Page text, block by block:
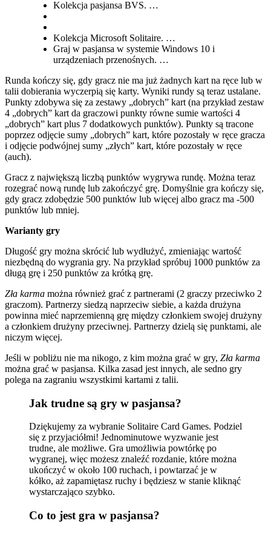
Kolekcja pasjansa BVS. …
Kolekcja Microsoft Solitaire. …
Graj w pasjansa w systemie Windows 10 i
urządzeniach przenośnych. …
Runda kończy się, gdy gracz nie ma już żadnych kart na ręce lub w
talii dobierania wyczerpią się karty. Wyniki rundy są teraz ustalane.
Punkty zdobywa się za zestawy „dobrych” kart (na przykład zestaw
4 „dobrych” kart da graczowi punkty równe sumie wartości 4
„dobrych” kart plus 7 dodatkowych punktów). Punkty są tracone
poprzez odjęcie sumy „dobrych” kart, które pozostały w ręce gracza
i odjęcie podwójnej sumy „złych” kart, które pozostały w ręce
(auch).
Gracz z największą liczbą punktów wygrywa rundę. Można teraz
rozegrać nową rundę lub zakończyć grę. Domyślnie gra kończy się,
gdy gracz zdobędzie 500 punktów lub więcej albo gracz ma -500
punktów lub mniej.
Warianty gry
Długość gry można skrócić lub wydłużyć, zmieniając wartość
niezbędną do wygrania gry. Na przykład spróbuj 1000 punktów za
długą grę i 250 punktów za krótką grę.
Zła karma można również grać z partnerami (2 graczy przeciwko 2
graczom). Partnerzy siedzą naprzeciw siebie, a każda drużyna
powinna mieć naprzemienną grę między członkiem swojej drużyny
a członkiem drużyny przeciwnej. Partnerzy dzielą się punktami, ale
niczym więcej.
Jeśli w pobliżu nie ma nikogo, z kim można grać w gry, Zła karma
można grać w pasjansa. Kilka zasad jest innych, ale sedno gry
polega na zagraniu wszystkimi kartami z talii.
Jak trudne są gry w pasjansa?
Dziękujemy za wybranie Solitaire Card Games. Podziel
się z przyjaciółmi! Jednominutowe wyzwanie jest
trudne, ale możliwe. Gra umożliwia powtórkę po
wygranej, więc możesz znaleźć rozdanie, które można
ukończyć w około 100 ruchach, i powtarzać je w
kółko, aż zapamiętasz ruchy i będziesz w stanie kliknąć
wystarczająco szybko.
Co to jest gra w pasjansa?